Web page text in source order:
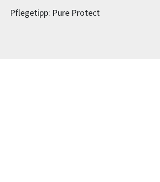
Pflegetipp: Pure Protect